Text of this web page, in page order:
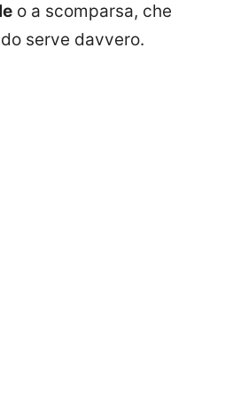
o a scomparsa, che
serve davvero.